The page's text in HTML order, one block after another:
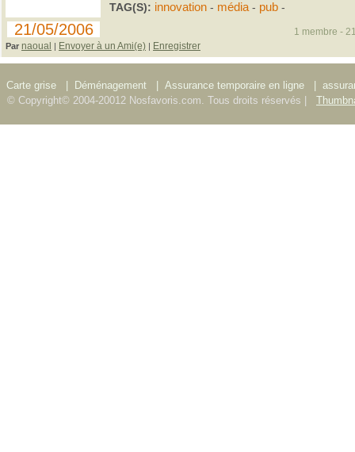
21/05/2006
TAG(S): innovation- média- pub -
Par naoual | Envoyer à un Ami(e) | Enregistrer
1 membre -
Carte grise Déménagement Assurance temporaire en ligne
© Copyright© 2004-20012 Nosfavoris.com. Tous droits réservés |